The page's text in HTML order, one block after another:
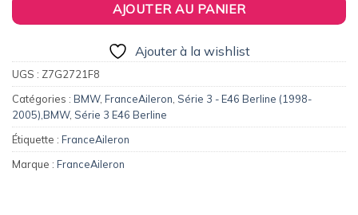
AJOUTER AU PANIER
Ajouter à la wishlist
UGS : Z7G2721F8
Catégories : BMW, FranceAileron Série 3 - E46 Berline (1998-
2005),BMW, Série 3 E46 Berline
Étiquette : FranceAileron
Marque : FranceAileron